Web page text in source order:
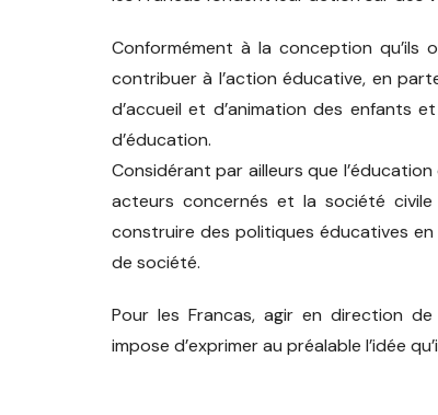
Val de Gray
Conformément à la conception qu’ils
contribuer à l’action éducative, en
d’accueil et d’animation des enfants
d’éducation.
Considérant par ailleurs que
acteurs concernés et la société
construire des politiques éducatives
de société.
Pour les Francas, agir en direction
impose d’exprimer au préalable l’idée